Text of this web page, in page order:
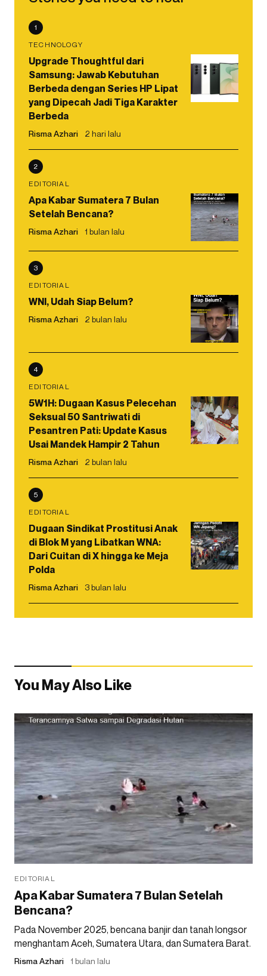
1
TECHNOLOGY
Upgrade Thoughtful dari
Samsung: Jawab Kebutuhan
Berbeda dengan Series HP Lipat
yang Dipecah Jadi Tiga Karakter
Berbeda
Risma Azhari 2 hari lalu
2
EDITORIAL
Apa Kabar Sumatera 7 Bulan
Setelah Bencana?
Risma Azhari 1 bulan lalu
3
EDITORIAL
WNI, Udah Siap Belum?
Risma Azhari 2 bulan lalu
4
EDITORIAL
5W1H: Dugaan Kasus Pelecehan
Seksual 50 Santriwati di
Pesantren Pati: Update Kasus
Usai Mandek Hampir 2 Tahun
Risma Azhari 2 bulan lalu
5
EDITORIAL
Dugaan Sindikat Prostitusi Anak
di Blok M yang Libatkan WNA:
Dari Cuitan di X hingga ke Meja
Polda
Risma Azhari 3 bulan lalu
You May Also Like
EDITORIAL
Apa Kabar Sumatera 7 Bulan Setelah
Bencana?
Pada November 2025, bencana banjir dan tanah longsor
menghantam Aceh, Sumatera Utara, dan Sumatera Barat.
Risma Azhari 1 bulan lalu